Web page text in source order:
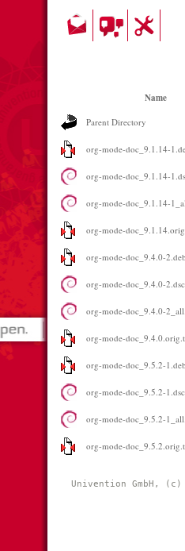
Name
Parent Directory
org-mode-doc_9.1.14-
org-mode-doc_9.1.14-
org-mode-doc_9.1.14-
org-mode-
org-mode-doc_9.4.0-
org-mode-doc_9.4.0-2.dsc
org-mode-doc_9.4.0-
org-mode-
org-mode-doc_9.5.2-
org-mode-doc_9.5.2-1.dsc
org-mode-doc_9.5.2-
org-mode-
Univention GmbH, (c)